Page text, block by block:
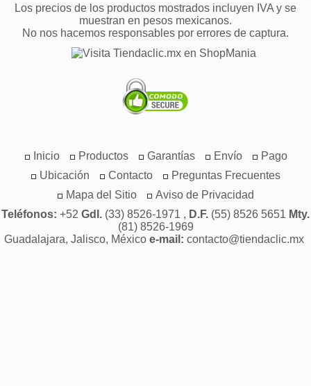
Los precios de los productos mostrados incluyen IVA y se
muestran en pesos mexicanos.
No nos hacemos responsables por errores de captura.
Inicio Productos Garantías Envío
Pago
Ubicación
Contacto
Preguntas Frecuentes
Mapa del Sitio
Aviso de Privacidad
Teléfonos: +52 Gdl. (33) 8526-1971 , D.F. (55) 8526 5651 Mty.
(81) 8526-1969
Guadalajara, Jalisco, México e-mail: contacto@tiendaclic.mx